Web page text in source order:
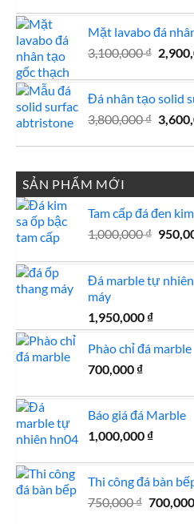
800,000
Mặt lavabo đá
3,100,000₫ Giá
Đá nhân tạo solid
3,800,000₫ Giá
SẢN PHẨM MỚI
Tam cấp đá đen
1,000,000₫ Giá
là:
Đá marble tự
máy
1,950,000 ₫
Phào chỉ đá marble
700,000 ₫
Báo giá đá Marble
1,000,000 ₫
Thi công đá bàn
750,000₫ Giá
700,000